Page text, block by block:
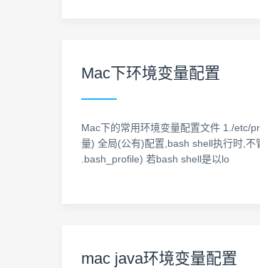
Mac下环境变量配置
Mac下的常用环境变量配置文件 1./
量) 全局(公有)配置,bash shell执行时,
.bash_profile) 若bash shell是以lo
mac java环境变量配置